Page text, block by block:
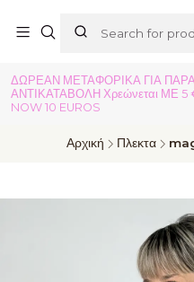
ΔΩΡΕΑΝ ΜΕΤΑΦΟΡΙΚΑ ΓΙΑ
ΑΝΤΙΚΑΤΑΒΟΛΗ Χρεώνεται ΜΕ
NOW 10 EUROS
Αρχική Πλεκτα